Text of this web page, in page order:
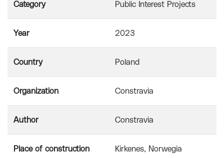
Category Public Interest Projects
Year 2023
Country Poland
Organization Constravia
Author Constravia
Place of construction Kirkenes, Norwegia